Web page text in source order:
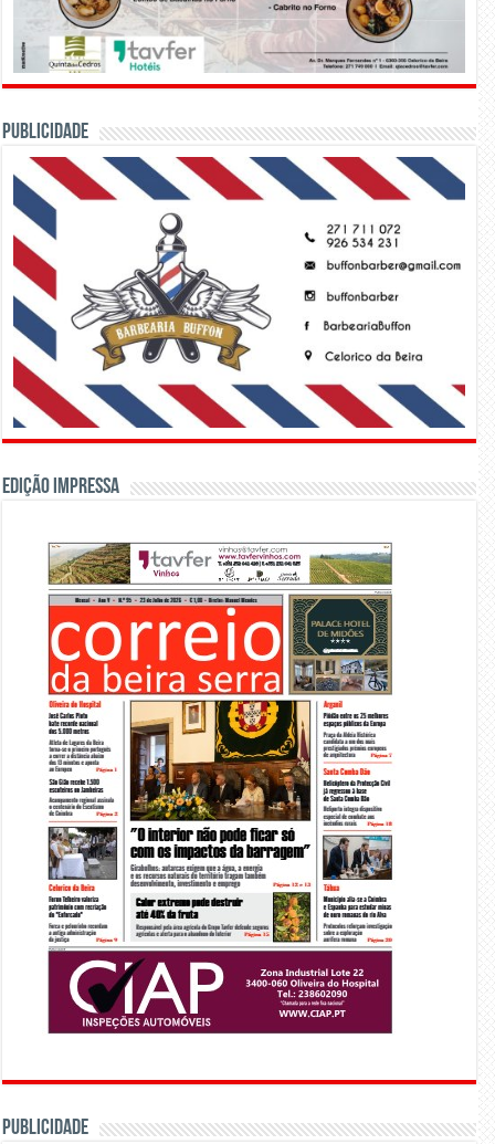
PUBLICIDADE
Edição Impressa
PUBLICIDADE